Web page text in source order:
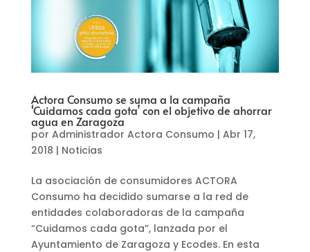
Actora Consumo se suma a la campaña
‘Cuidamos cada gota’ con el objetivo de ahorrar
agua en Zaragoza
por Administrador Actora Consumo | Abr 17,
2018 | Noticias
La asociación de consumidores ACTORA
Consumo ha decidido sumarse a la red de
entidades colaboradoras de la campaña
“Cuidamos cada gota”, lanzada por el
Ayuntamiento de Zaragoza y Ecodes. En esta